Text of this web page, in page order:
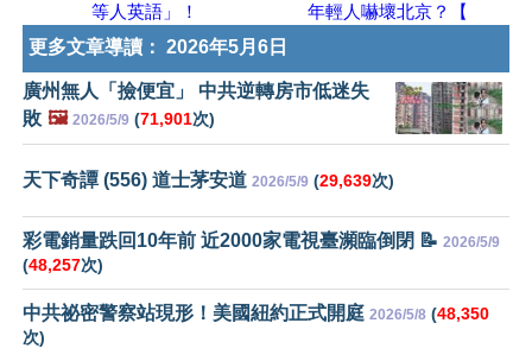
等人英語」！
年輕人嚇壞北京？【
更多文章導讀： 2026年5月6日
廣州無人「撿便宜」 中共逆轉房市低迷失
敗 🖼️ 2026/5/9 (71,901次)
天下奇譚 (556) 道士茅安道 2026/5/9 (29,639次)
彩電銷量跌回10年前 近2000家電視臺瀕臨倒閉 📝 2026/5/9
(48,257次)
中共祕密警察站現形！美國紐約正式開庭 2026/5/8 (48,350
次)